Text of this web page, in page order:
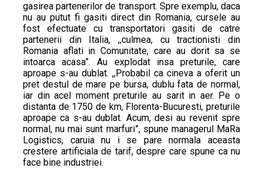
gasirea partenerilor de transport. Spre exemplu, daca
nu au putut fi gasiti direct din Romania, cursele au
fost efectuate cu transportatori gasiti de catre
partenerii din Italia, ,,culmea, cu tractionisti din
Romania aflati in Comunitate, care au dorit sa se
intoarca acasa”. Au explodat insa preturile, care
aproape s-au dublat. ,,Probabil ca cineva a oferit un
pret destul de mare pe bursa, dublu fata de normal,
iar din acel moment preturile au sarit in aer. Pe o
distanta de 1750 de km, Florenta-Bucuresti, preturile
aproape ca s-au dublat. Acum, desi au revenit spre
normal, nu mai sunt marfuri”, spune managerul MaRa
Logistics, caruia nu i se pare normala aceasta
crestere artificiala de tarif, despre care spune ca nu
face bine industriei.